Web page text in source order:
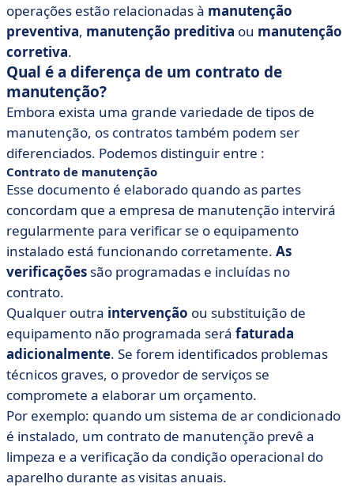
operações estão relacionadas à manutenção
preventiva, manutenção preditiva ou manutenção
corretiva.
Qual é a diferença de um contrato de
manutenção?
Embora exista uma grande variedade de tipos de
manutenção, os contratos também podem ser
diferenciados. Podemos distinguir entre :
Contrato de manutenção
Esse documento é elaborado quando as partes
concordam que a empresa de manutenção intervirá
regularmente para verificar se o equipamento
instalado está funcionando corretamente. As
verificações são programadas e incluídas no
contrato.
Qualquer outra intervenção ou substituição de
equipamento não programada será faturada
adicionalmente. Se forem identificados problemas
técnicos graves, o provedor de serviços se
compromete a elaborar um orçamento.
Por exemplo: quando um sistema de ar condicionado
é instalado, um contrato de manutenção prevê a
limpeza e a verificação da condição operacional do
aparelho durante as visitas anuais.